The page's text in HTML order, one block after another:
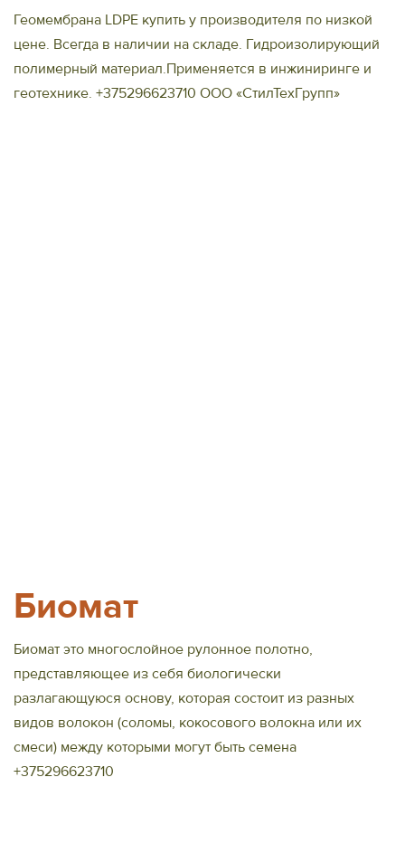
Геомембрана LDPE купить у производителя по низкой
цене. Всегда в наличии на складе. Гидроизолирующий
полимерный материал.Применяется в инжиниринге и
геотехнике. +375296623710 ООО «СтилТехГрупп»
Биомат
Биомат это многослойное рулонное полотно,
представляющее из себя биологически
разлагающуюся основу, которая состоит из разных
видов волокон (соломы, кокосового волокна или их
смеси) между которыми могут быть семена
+375296623710